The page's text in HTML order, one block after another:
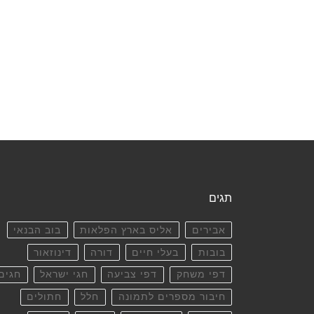
תגים
אבירים אליס בארץ הפלאות בוב הבנאי
בובות בעלי חיים דורה דינוזאור
דפי משחק דפי צביעה חגי ישראל
חיבור מספרים לתמונה חלל חתולים